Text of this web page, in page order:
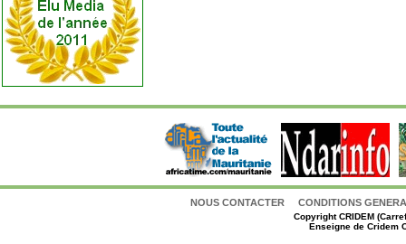
NOUS CONTACTER CONDITIONS
CopyrightCRIDEM
Enseigne de Cridem